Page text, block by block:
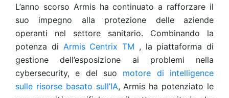
L’anno scorso Armis ha continuato a rafforzare il
suo impegno alla protezione delle aziende
operanti nel settore sanitario. Combinando la
potenza di Armis Centrix TM , la piattaforma di
gestione dell’esposizione ai problemi nella
cybersecurity, e del suo motore di intelligence
sulle risorse basato sull’IA, Armis ha potenziato le